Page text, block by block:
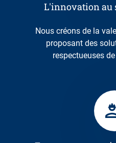
L'innovation au
Nous créons de la valeur pour nos clients en
proposant des
respectueuses